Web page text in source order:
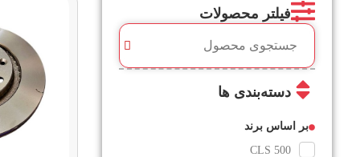
فیلتر محصولات
دسته‌بندی ها
بر اساس برند
CLS 500